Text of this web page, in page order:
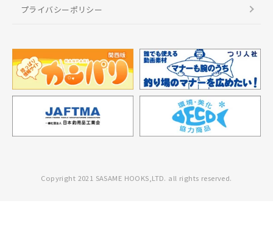
プライバシーポリシー
Copyright 2021 SASAME HOOKS,LTD. all rights reserved.